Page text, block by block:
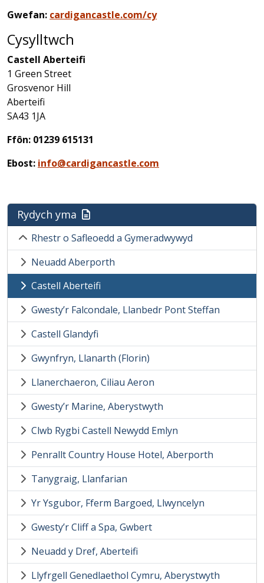
Gwefan: cardigancastle.com/cy
Cysylltwch
Castell Aberteifi
1 Green Street
Grosvenor Hill
Aberteifi
SA43 1JA
Ffôn: 01239 615131
Ebost: info@cardigancastle.com
Rydych yma
Rhestr o Safleoedd a Gymeradwywyd
Neuadd Aberporth
Castell Aberteifi
Gwesty’r Falcondale, Llanbedr Pont Steffan
Castell Glandyfi
Gwynfryn, Llanarth (Florin)
Llanerchaeron, Ciliau Aeron
Gwesty’r Marine, Aberystwyth
Clwb Rygbi Castell Newydd Emlyn
Penrallt Country House Hotel, Aberporth
Tanygraig, Llanfarian
Yr Ysgubor, Fferm Bargoed, Llwyncelyn
Gwesty’r Cliff a Spa, Gwbert
Neuadd y Dref, Aberteifi
Llyfrgell Genedlaethol Cymru, Aberystwyth